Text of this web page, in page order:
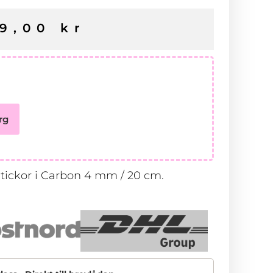
kr
i Carbon 4 mm / 20 cm.